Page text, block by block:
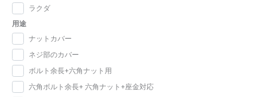
ラクダ
用途
ナットカバー
ネジ部のカバー
ボルト余長+六角ナット用
六角ボルト余長+ 六角ナット+座金対応